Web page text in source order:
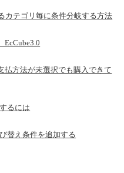
テゴリ毎に条件分岐する方法
払方法が未選択でも購入できて
るには
替え条件を追加する